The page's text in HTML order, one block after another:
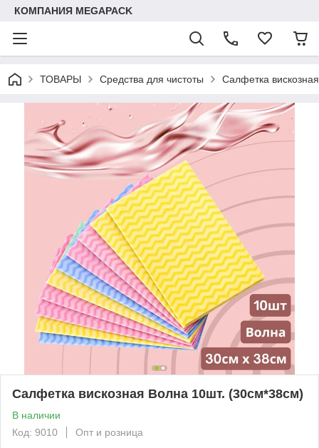
КОМПАНИЯ MEGAPACK
ТОВАРЫ Средства для чистоты Салфетка
Салфетка вискозная Волна 10шт. (30см*38см)
В наличии
Код: 9010
Опт и розница